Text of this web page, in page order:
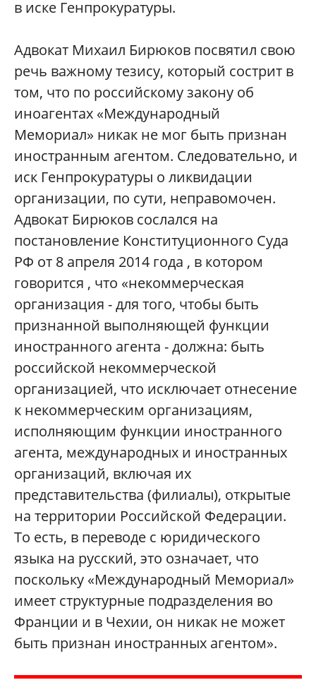
в иске Генпрокуратуры.
Адвокат Михаил Бирюков посвятил свою
речь важному тезису, который сострит в
том, что по российскому закону об
иноагентах «Международный
Мемориал» никак не мог быть признан
иностранным агентом. Следовательно, и
иск Генпрокуратуры о ликвидации
организации, по сути, неправомочен.
Адвокат Бирюков сослался на
постановление Конституционного Суда
РФ от 8 апреля 2014 года , в котором
говорится , что «некоммерческая
организация - для того, чтобы быть
признанной выполняющей функции
иностранного агента - должна: быть
российской некоммерческой
организацией, что исключает отнесение
к некоммерческим организациям,
исполняющим функции иностранного
агента, международных и иностранных
организаций, включая их
представительства (филиалы), открытые
на территории Российской Федерации.
То есть, в переводе с юридического
языка на русский, это означает, что
поскольку «Международный Мемориал»
имеет структурные подразделения во
Франции и в Чехии, он никак не может
быть признан иностранных агентом».